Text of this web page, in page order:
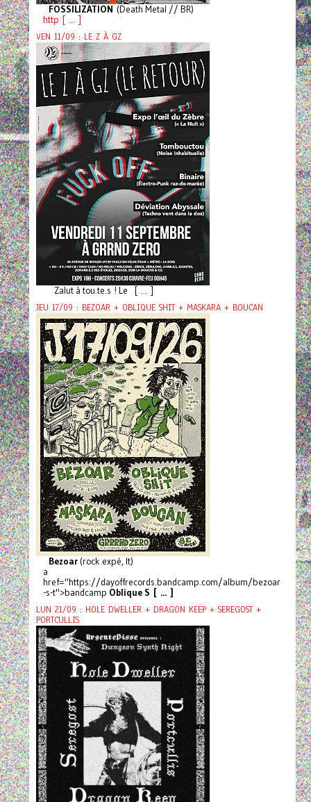
FOSSILIZATION (Death Metal // BR)
http [ ... ]
VEN 11/09 : LE Z À GZ
Zalut à tou.te.s ! Le [ ... ]
JEU 17/09 : BEZOAR + OBLIQUE SHIT + MASKARA + BOUCAN
Bezoar(rock expé, It)
a
href="https://dayoffrecords.bandcamp.com/album/bezoar
-s-t">bandcamp Oblique S [ ... ]
LUN 21/09 : HOLE DWELLER + DRAGON KEEP + SEREGOST +
PORTCULLIS